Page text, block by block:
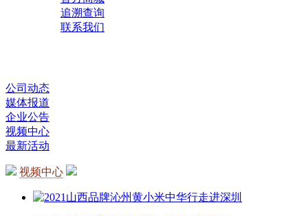
追溯查询
联系我们
公司动态
媒体报道
企业公告
视频中心
最新活动
视频中心